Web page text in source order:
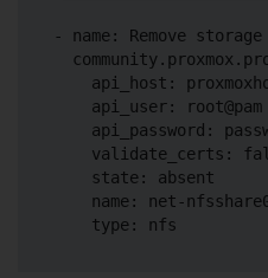
- name: Remove
api_host:
    api_user: root@pam
api_password:
validate_certs:
    state: absent
name: net-
    type: nfs